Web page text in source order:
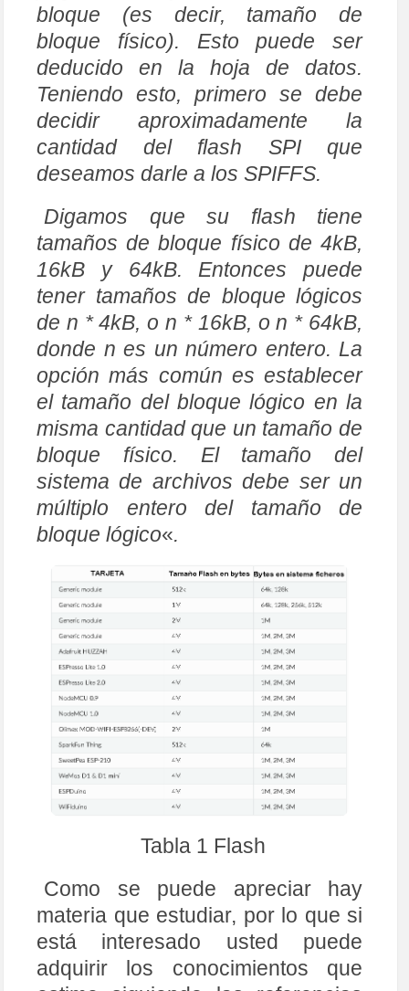
bloque (es decir, tamaño de
bloque físico). Esto puede ser
deducido en la hoja de datos.
Teniendo esto, primero se debe
decidir aproximadamente la
cantidad del flash SPI que
deseamos darle a los SPIFFS.
Digamos que su flash tiene
tamaños de bloque físico de 4kB,
16kB y 64kB. Entonces puede
tener tamaños de bloque lógicos
de n * 4kB, o n * 16kB, o n * 64kB,
donde n es un número entero. La
opción más común es establecer
el tamaño del bloque lógico en la
misma cantidad que un tamaño de
bloque físico. El tamaño del
sistema de archivos debe ser un
múltiplo entero del tamaño de
bloque lógico«.
Tabla 1 Flash
Como se puede apreciar hay
materia que estudiar, por lo que si
está interesado usted puede
adquirir los conocimientos que